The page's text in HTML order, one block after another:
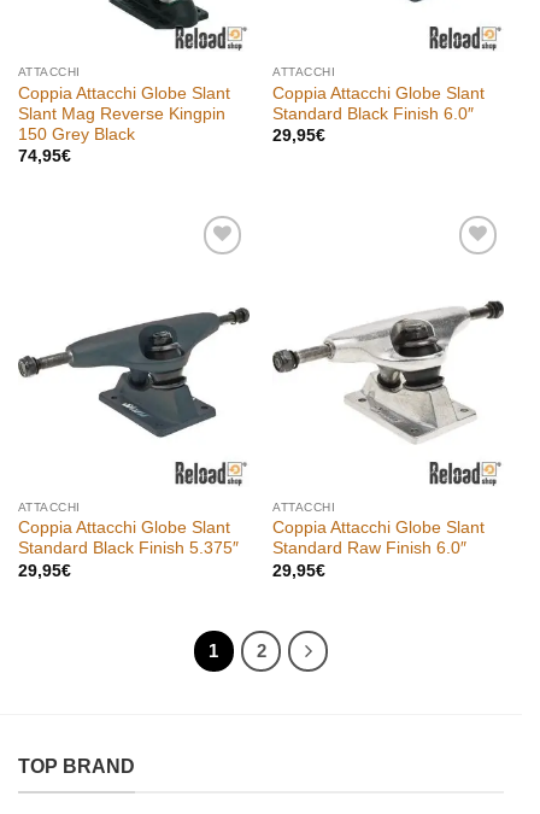
ATTACCHI
Coppia Attacchi Globe Slant
Slant Mag Reverse Kingpin
150 Grey Black
74,95€
ATTACCHI
Coppia Attacchi Globe Slant
Standard Black Finish 6.0″
29,95€
desideri
ATTACCHI
Coppia Attacchi Globe Slant
Standard Black Finish 5.375″
29,95€
dei
desideri
ATTACCHI
Coppia Attacchi Globe Slant
Standard Raw Finish 6.0″
29,95€
1 2
TOP BRAND